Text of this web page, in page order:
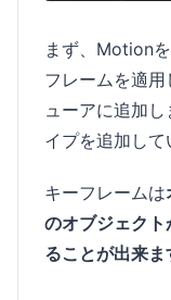
まず、Motion
フレームを適
ューアに追加
イプを追加して
キーフレームは
のオブジェク
ることが出来ま